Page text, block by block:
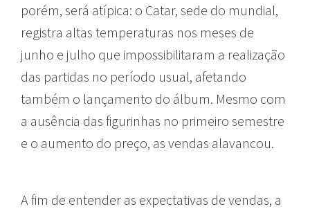
porém, será atípica: o Catar, sede do mundial,
registra altas temperaturas nos meses de
junho e julho que impossibilitaram a realização
das partidas no período usual, afetando
também o lançamento do álbum. Mesmo com
a ausência das figurinhas no primeiro semestre
e o aumento do preço, as vendas alavancou.
A fim de entender as expectativas de vendas, a